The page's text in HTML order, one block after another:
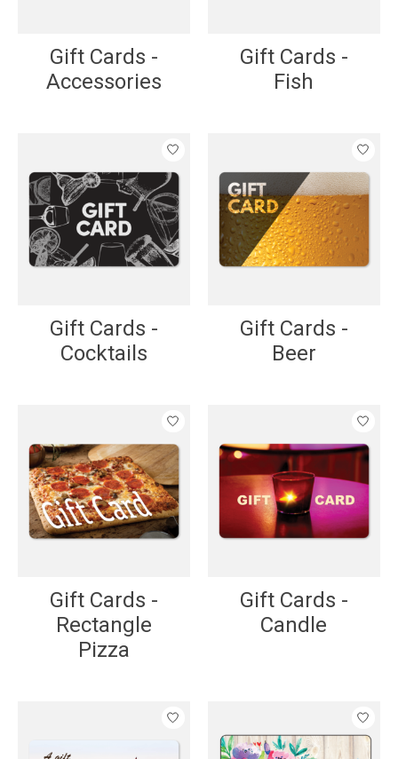
Gift Cards -
Accessories
Gift Cards -
Fish
Gift Cards -
Cocktails
Gift Cards -
Beer
Gift Cards -
Rectangle
Pizza
Gift Cards -
Candle